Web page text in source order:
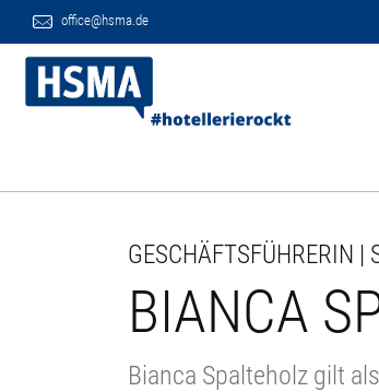
office@hsma.de
GESCHÄFTSFÜHRERIN |
BIANCA
Bianca Spalteholz gilt